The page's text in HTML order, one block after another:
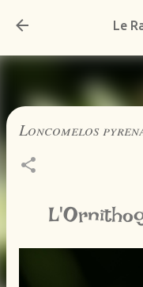
Le
Loncomelos